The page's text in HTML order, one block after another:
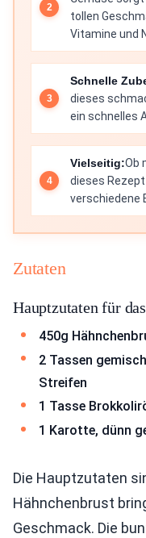
tollen
Vitamine und
Schnelle
dieses
ein schnelles
Vielseitig:Ob
dieses
verschiedene
Zutaten
Hauptzutaten für
450g
2 Tassen
Streifen
1 Tasse
1 Karotte, dünn
Die Hauptzutaten
Hähnchenbrust
Geschmack. Die